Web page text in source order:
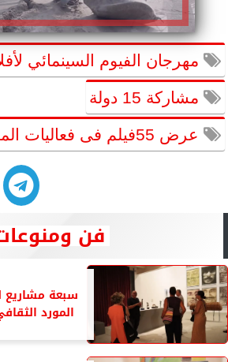
مهرجان الفيوم السينمائي
مشاركة 15 دولة
عرض 55فيلم فى فعاليات المهرجان
فن
سبعة مشاريع
المورد